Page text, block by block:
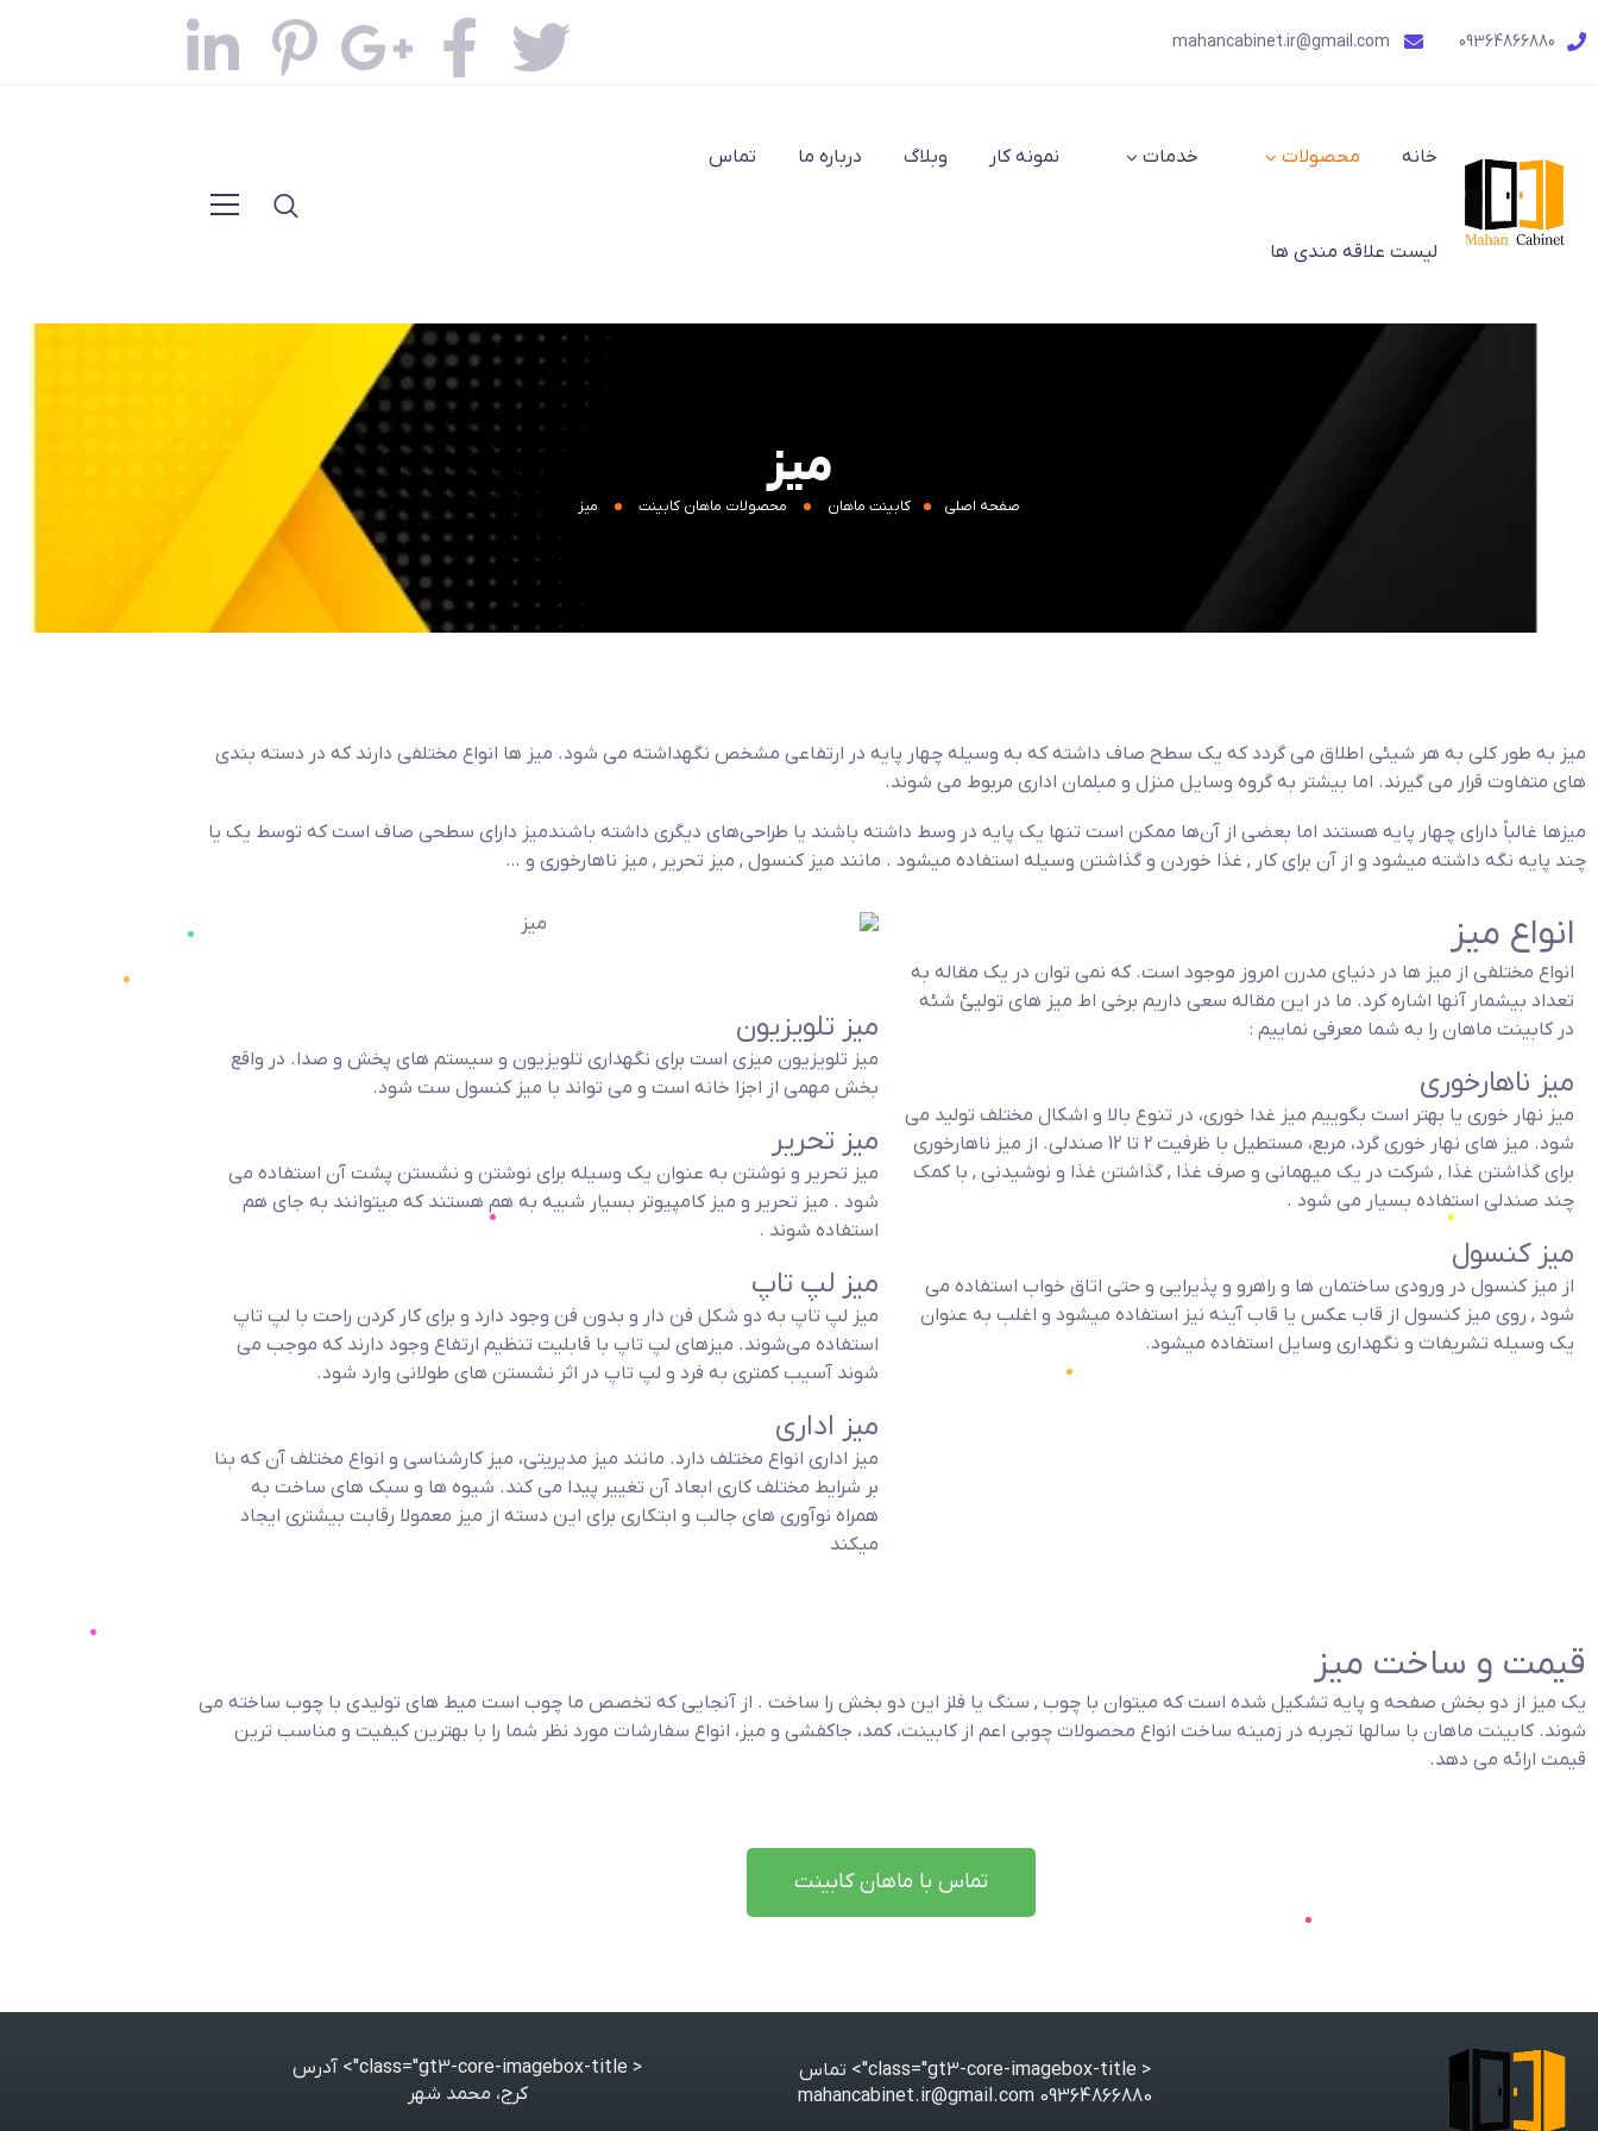
09364866880
mahancabinet.ir@gmail.com
خانه محصولات خدمات نمونه کار وبلاگ درباره ما تماس
لیست علاقه مندی ها
میز
صفحه اصلی کابینت ماهان محصولات ماهان کابینت میز
میز به طور کلی به هر شیئی اطلاق می گردد که یک سطح صاف داشته که به وسیله چهار پایه در ارتفاعی مشخص نگهداشته می شود. میز ها انواع مختلفی دارند که در دسته بندی
های متفاوت قرار می گیرند. اما بیشتر به گروه وسایل منزل و مبلمان اداری مربوط می شوند.
میزها غالباً دارای چهار پایه هستند اما بعضی از آن‌ها ممکن است تنها یک پایه در وسط داشته باشند یا طراحی‌های دیگری داشته باشندمیز دارای سطحی صاف است که توسط یک یا
چند پایه نگه داشته میشود و از آن برای کار , غذا خوردن و گذاشتن وسیله استفاده میشود . مانند میز کنسول , میز تحریر , میز ناهارخوری و …
انواع میز
انواع مختلفی از میز ها در دنیای مدرن امروز موجود است. که نمی توان در یک مقاله به
تعداد بیشمار آنها اشاره کرد. ما در این مقاله سعی داریم برخی اط میز های تولیئ شئه
در کابینت ماهان را به شما معرفی نماییم :
میز ناهارخوری
میز نهار خوری یا بهتر است بگوییم میز غدا خوری، در تنوع بالا و اشکال مختلف تولید می
شود. میز های نهار خوری گرد، مربع، مستطیل با ظرفیت 2 تا 12 صندلی. از میز ناهارخوری
برای گذاشتن غذا , شرکت در یک میهمانی و صرف غذا , گذاشتن غذا و نوشیدنی , با کمک
چند صندلی استفاده بسیار می شود .
میز کنسول
از میز کنسول در ورودی ساختمان ها و راهرو و پذیرایی و حتی اتاق خواب استفاده می
شود , روی میز کنسول از قاب عکس یا قاب آینه نیز استفاده میشود و اغلب به عنوان
یک وسیله تشریفات و نگهداری وسایل استفاده میشود.
میز تلویزیون
میز تلویزیون میزی است برای نگهداری تلویزیون و سیستم های پخش و صدا. در واقع
بخش مهمی از اجزا خانه است و می تواند با میز کنسول ست شود.
میز تحریر
میز تحریر و نوشتن به عنوان یک وسیله برای نوشتن و نشستن پشت آن استفاده می
شود . میز تحریر و میز کامپیوتر بسیار شبیه به هم هستند که میتوانند به جای هم
استفاده شوند .
میز لپ تاپ
میز لپ تاپ به دو شکل فن دار و بدون فن وجود دارد و برای کار کردن راحت با لپ تاپ
استفاده می‌شوند. میزهای لپ تاپ با قابلیت تنظیم ارتفاع وجود دارند که موجب می
شوند آسیب کمتری به فرد و لپ تاپ در اثر نشستن های طولانی وارد شود.
میز اداری
میز اداری انواع مختلف دارد. مانند میز مدیریتی، میز کارشناسی و انواع مختلف آن که بنا
بر شرایط مختلف کاری ابعاد آن تغییر پیدا می کند. شیوه ها و سبک های ساخت به
همراه نوآوری های جالب و ابتکاری برای این دسته از میز معمولا رقابت بیشتری ایجاد
میکند
قیمت و ساخت میز
یک میز از دو بخش صفحه و پایه تشکیل شده است که میتوان با چوب , سنگ یا فلز این دو بخش را ساخت . از آنجایی که تخصص ما چوب است میط های تولیدی با چوب ساخته می
شوند. کابینت ماهان با سالها تجربه در زمینه ساخت انواع محصولات چوبی اعم از کابینت، کمد، جاکفشی و میز، انواع سفارشات مورد نظر شما را با بهترین کیفیت و مناسب ترین
قیمت ارائه می دهد.
تماس با ماهان کابینت
< class="gt3-core-imagebox-title">
تماس
09364866880 mahancabinet.ir@gmail.com
< class="gt3-core-imagebox-title">
آدرس
کرج، محمد شهر